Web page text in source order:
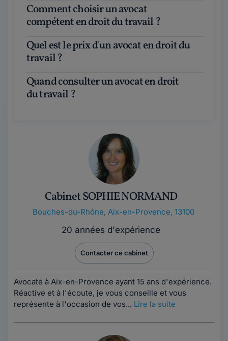
Comment choisir un avocat
compétent en droit du travail ?
Quel est le prix d'un avocat en droit du
travail ?
Quand consulter un avocat en droit
du travail ?
Cabinet SOPHIE NORMAND
Bouches-du-Rhône, Aix-en-Provence, 13100
20 années d'expérience
Contacter ce cabinet
Avocate à Aix-en-Provence ayant 15 ans d'expérience.
Réactive et à l'écoute, je vous conseille et vous
représente à l'occasion de vos... Lire la suite